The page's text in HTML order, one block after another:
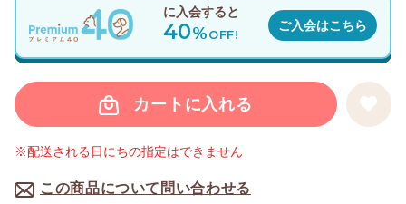
カートに入れる
この商品について問い合わせる
※配送される日にちの指定はできません
に入会すると
40%OFF!
ご入会はこちら